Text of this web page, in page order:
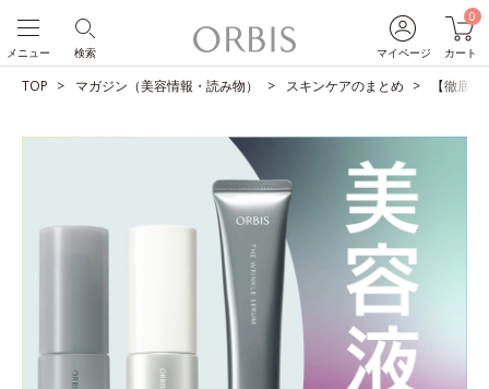
マイページ
0
カート
検索
メニュー
TOP マガジン（美容情報・読み物） スキンケアのまとめ 【徹底